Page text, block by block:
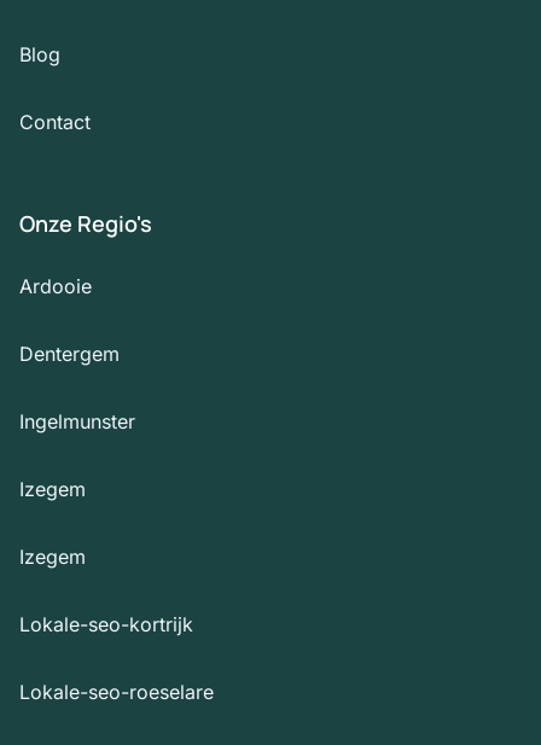
Blog
Contact
Onze Regio's
Ardooie
Dentergem
Ingelmunster
Izegem
Izegem
Lokale-seo-kortrijk
Lokale-seo-roeselare